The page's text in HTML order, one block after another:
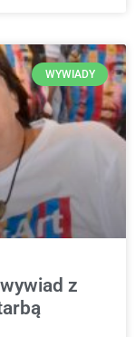
WYWIADY
z